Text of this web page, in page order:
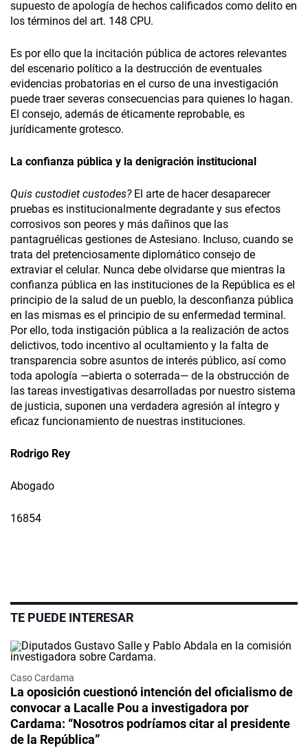
supuesto de apología de hechos calificados como delito en
los términos del art. 148 CPU.
Es por ello que la incitación pública de actores relevantes
del escenario político a la destrucción de eventuales
evidencias probatorias en el curso de una investigación
puede traer severas consecuencias para quienes lo hagan.
El consejo, además de éticamente reprobable, es
jurídicamente grotesco.
La confianza pública y la denigración institucional
Quis custodiet custodes? El arte de hacer desaparecer
pruebas es institucionalmente degradante y sus efectos
corrosivos son peores y más dañinos que las
pantagruélicas gestiones de Astesiano. Incluso, cuando se
trata del pretenciosamente diplomático consejo de
extraviar el celular. Nunca debe olvidarse que mientras la
confianza pública en las instituciones de la República es el
principio de la salud de un pueblo, la desconfianza pública
en las mismas es el principio de su enfermedad terminal.
Por ello, toda instigación pública a la realización de actos
delictivos, todo incentivo al ocultamiento y la falta de
transparencia sobre asuntos de interés público, así como
toda apología —abierta o soterrada— de la obstrucción de
las tareas investigativas desarrolladas por nuestro sistema
de justicia, suponen una verdadera agresión al íntegro y
eficaz funcionamiento de nuestras instituciones.
Rodrigo Rey
Abogado
16854
TE PUEDE INTERESAR
Caso Cardama
La oposición cuestionó intención del oficialismo de
convocar a Lacalle Pou a investigadora por
Cardama: “Nosotros podríamos citar al presidente
de la República”